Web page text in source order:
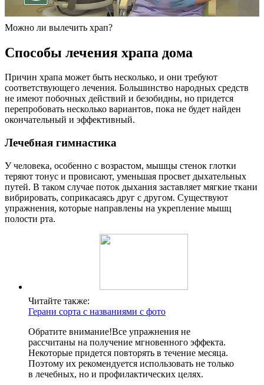
Можно ли вылечить храп?
Способы лечения храпа дома
Причин храпа может быть несколько, и они требуют
соответствующего лечения. Большинство народных средств
не имеют побочных действий и безобидны, но придется
перепробовать несколько вариантов, пока не будет найден
окончательный и эффективный.
Лечебная гимнастика
У человека, особенно с возрастом, мышцы стенок глотки
теряют тонус и провисают, уменьшая просвет дыхательных
путей. В таком случае поток дыхания заставляет мягкие ткани
вибрировать, соприкасаясь друг с другом. Существуют
упражнения, которые направлены на укрепление мышц
полости рта.
Читайте также:
Герани сорта с названиями с фото
Обратите внимание!Все упражнения не
рассчитаны на получение мгновенного эффекта.
Некоторые придется повторять в течение месяца.
Поэтому их рекомендуется использовать не только
в лечебных, но и профилактических целях.